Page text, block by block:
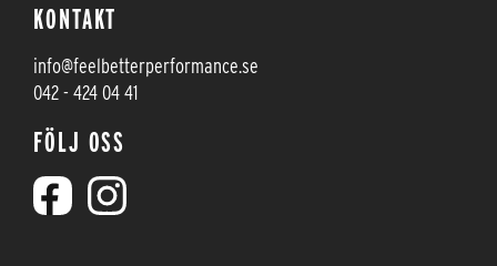
KONTAKT
info@feelbetterperformance.se
042 - 424 04 41
FÖLJ OSS